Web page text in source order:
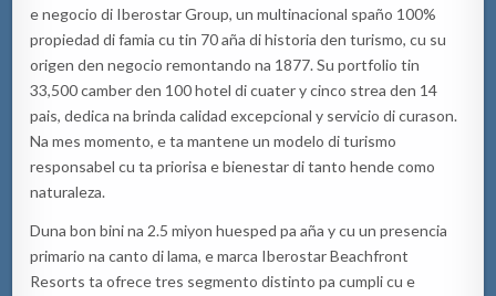
e negocio di Iberostar Group, un multinacional spaño 100%
propiedad di famia cu tin 70 aña di historia den turismo, cu su
origen den negocio remontando na 1877. Su portfolio tin
33,500 camber den 100 hotel di cuater y cinco strea den 14
pais, dedica na brinda calidad excepcional y servicio di curason.
Na mes momento, e ta mantene un modelo di turismo
responsabel cu ta priorisa e bienestar di tanto hende como
naturaleza.
Duna bon bini na 2.5 miyon huesped pa aña y cu un presencia
primario na canto di lama, e marca Iberostar Beachfront
Resorts ta ofrece tres segmento distinto pa cumpli cu e